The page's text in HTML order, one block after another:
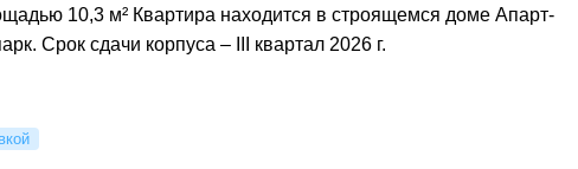
10,3 м² Квартира находится в строящемся доме Апарт-
Срок сдачи корпуса – III квартал 2026 г.